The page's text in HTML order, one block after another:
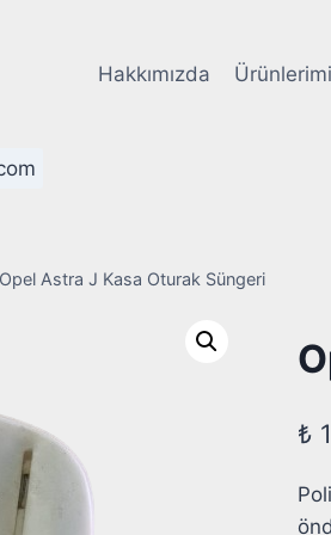
Hakkımızda
Opel Astra J Kasa Oturak Süngeri
₺